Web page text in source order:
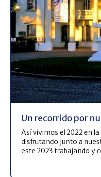
Un recorrido por
Así vivimos el 2022 en
disfrutando junto a
este 2023 trabajando y